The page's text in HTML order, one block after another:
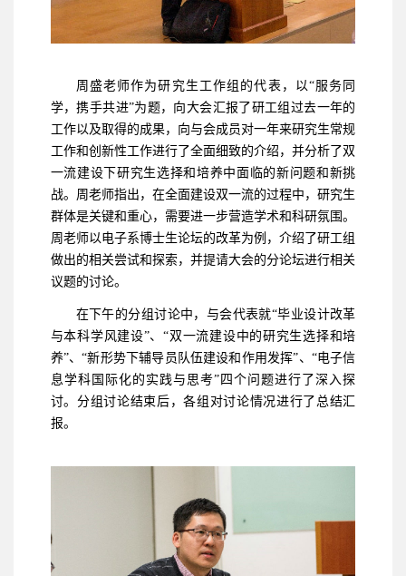
周盛老师作为研究生工作组的代表，以“服务同
学，携手共进”为题，向大会汇报了研工组过去一年的
工作以及取得的成果，向与会成员对一年来研究生常规
工作和创新性工作进行了全面细致的介绍，并分析了双
一流建设下研究生选择和培养中面临的新问题和新挑
战。周老师指出，在全面建设双一流的过程中，研究生
群体是关键和重心，需要进一步营造学术和科研氛围。
周老师以电子系博士生论坛的改革为例，介绍了研工组
做出的相关尝试和探索，并提请大会的分论坛进行相关
议题的讨论。
在下午的分组讨论中，与会代表就“毕业设计改革
与本科学风建设”、“双一流建设中的研究生选择和培
养”、“新形势下辅导员队伍建设和作用发挥”、“电子信
息学科国际化的实践与思考”四个问题进行了深入探
讨。分组讨论结束后，各组对讨论情况进行了总结汇
报。